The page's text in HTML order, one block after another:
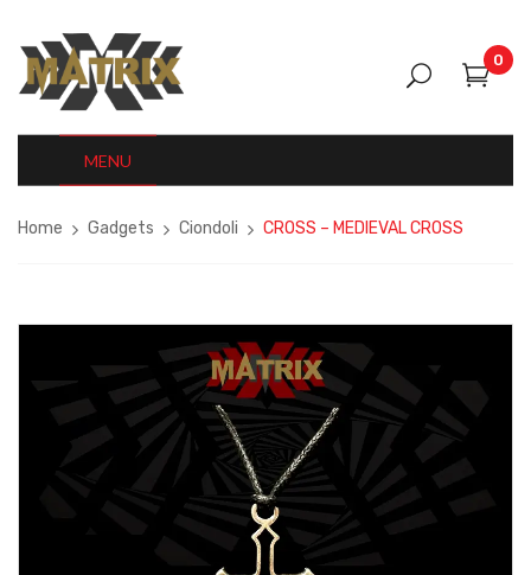
0
MENU
Home Gadgets Ciondoli CROSS – MEDIEVAL CROSS